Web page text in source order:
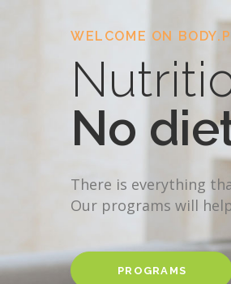
WELCOME ON
No
There is everything
Our programs will
PROGRAMS